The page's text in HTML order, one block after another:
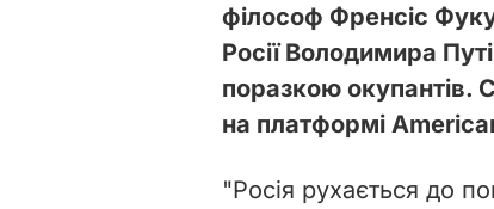
філософ Френсіс
Росії Володимира
поразкою окупантів.
на платформі
"Росія рухається до